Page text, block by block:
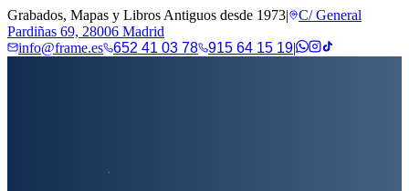
Grabados, Mapas y Libros Antiguos desde 1973|
C/ General
Pardiñas 69, 28006 Madrid
info@frame.es
652 41 03 78 915 64 15 19|